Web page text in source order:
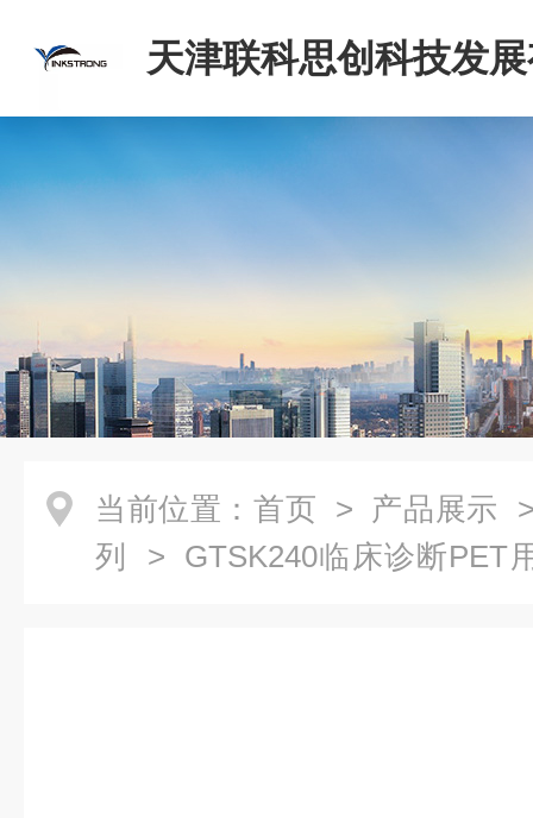
天津联科思创科技发
司
当前位置： 首页 > 产品展示
列
> GTSK240临床诊断PET